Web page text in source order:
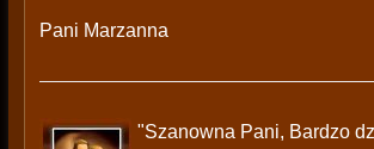
Pani Marzanna
"Szanowna Pani, Bardzo